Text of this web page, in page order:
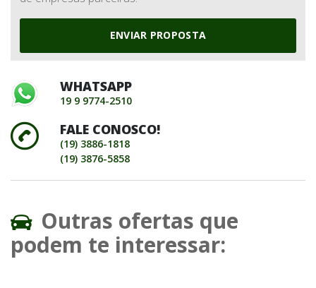
ENVIAR PROPOSTA
WHATSAPP
19 9 9774-2510
FALE CONOSCO!
(19) 3886-1818
(19) 3876-5858
Outras ofertas que
podem te interessar: